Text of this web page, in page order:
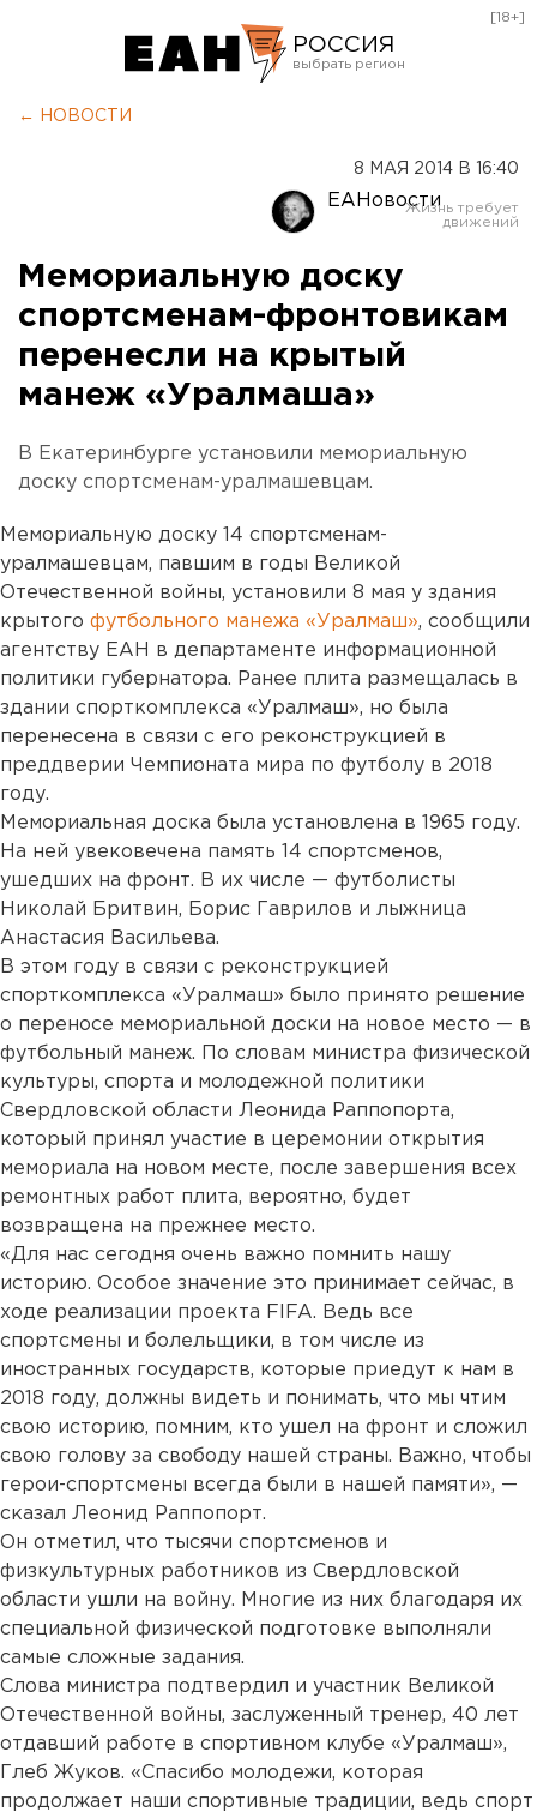
РОССИЯ
Оренбург
[18+]
← НОВОСТИ
8 МАЯ 2014 В 16:40
ЕАНовости
Мемориальную доску
спортсменам-фронтовикам
перенесли на крытый
манеж «Уралмаша»
В Екатеринбурге установили мемориальную
доску спортсменам-уралмашевцам.
Мемориальную доску 14 спортсменам-
уралмашевцам, павшим в годы Великой
Отечественной войны, установили 8 мая у здания
крытого футбольного манежа «Уралмаш», сообщили
агентству ЕАН в департаменте информационной
политики губернатора. Ранее плита размещалась в
здании спорткомплекса «Уралмаш», но была
перенесена в связи с его реконструкцией в
преддверии Чемпионата мира по футболу в 2018
году.
Мемориальная доска была установлена в 1965 году.
На ней увековечена память 14 спортсменов,
ушедших на фронт. В их числе — футболисты
Николай Бритвин, Борис Гаврилов и лыжница
Анастасия Васильева.
В этом году в связи с реконструкцией
спорткомплекса «Уралмаш» было принято решение
о переносе мемориальной доски на новое место — в
футбольный манеж. По словам министра физической
культуры, спорта и молодежной политики
Свердловской области Леонида Раппопорта,
который принял участие в церемонии открытия
мемориала на новом месте, после завершения всех
ремонтных работ плита, вероятно, будет
возвращена на прежнее место.
«Для нас сегодня очень важно помнить нашу
историю. Особое значение это принимает сейчас, в
ходе реализации проекта FIFA. Ведь все
спортсмены и болельщики, в том числе из
иностранных государств, которые приедут к нам в
2018 году, должны видеть и понимать, что мы чтим
свою историю, помним, кто ушел на фронт и сложил
свою голову за свободу нашей страны. Важно, чтобы
герои-спортсмены всегда были в нашей памяти», —
сказал Леонид Раппопорт.
Он отметил, что тысячи спортсменов и
физкультурных работников из Свердловской
области ушли на войну. Многие из них благодаря их
специальной физической подготовке выполняли
самые сложные задания.
Слова министра подтвердил и участник Великой
Отечественной войны, заслуженный тренер, 40 лет
отдавший работе в спортивном клубе «Уралмаш»,
Глеб Жуков. «Спасибо молодежи, которая
продолжает наши спортивные традиции, ведь спорт